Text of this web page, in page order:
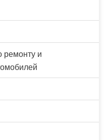
ремонту и